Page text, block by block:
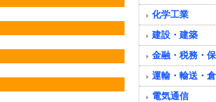
化学工業
建設・建築
金融・税務・
運輸・輸送・
電気通信